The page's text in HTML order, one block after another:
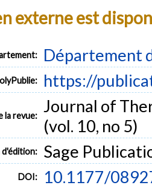
externe est
Département
https://
la revue: Journal of
(vol. 10, no 5)
d'édition: Sage
DOI: 10.1177/